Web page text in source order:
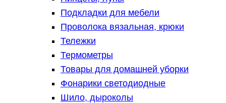
Подкладки для мебели
Проволока вязальная, крюки
Тележки
Термометры
Товары для домашней уборки
Фонарики светодиодные
Шило, дыроколы